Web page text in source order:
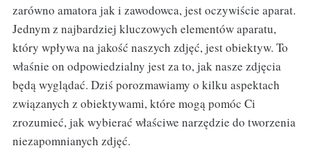
zarówno amatora jak i zawodowca, jest oczywiście aparat.
Jednym z najbardziej kluczowych elementów aparatu,
który wpływa na jakość naszych zdjęć, jest obiektyw. To
właśnie on odpowiedzialny jest za to, jak nasze zdjęcia
będą wyglądać. Dziś porozmawiamy o kilku aspektach
związanych z obiektywami, które mogą pomóc Ci
zrozumieć, jak wybierać właściwe narzędzie do tworzenia
niezapomnianych zdjęć.